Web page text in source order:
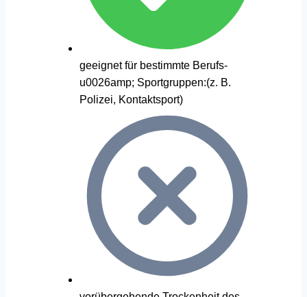
geeignet für bestimmte Berufs-
u0026amp; Sportgruppen:(z. B.
Polizei, Kontaktsport)